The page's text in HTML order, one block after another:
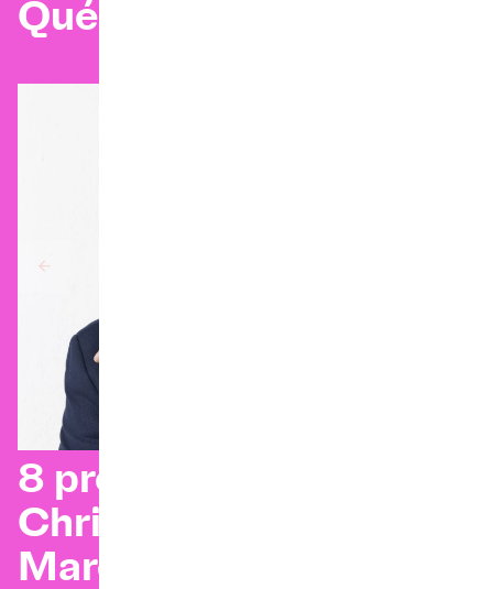
Qué ver
8 preguntas a
Christian-Pierre La
Marca